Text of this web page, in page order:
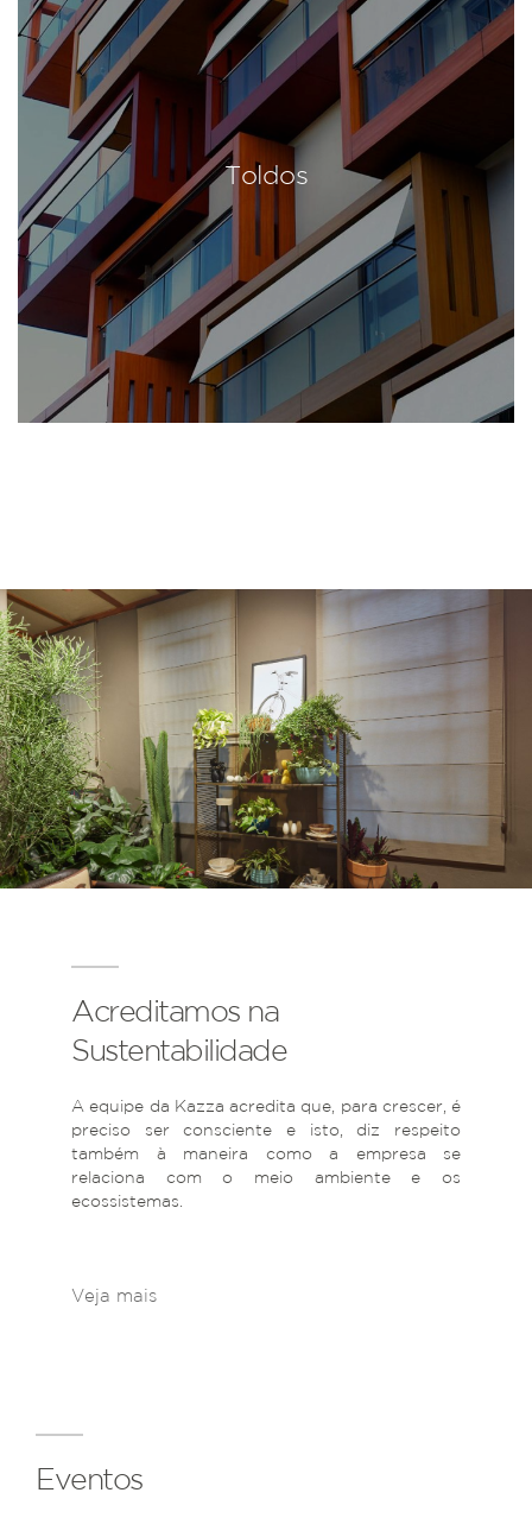
Toldos
Acreditamos na
Sustentabilidade
A equipe da Kazza acredita que, para crescer, é
preciso ser consciente e isto, diz respeito
também à maneira como a empresa se
relaciona com o meio ambiente e os
ecossistemas.
Veja mais
Eventos